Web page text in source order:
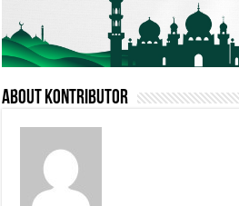
About Kontributor